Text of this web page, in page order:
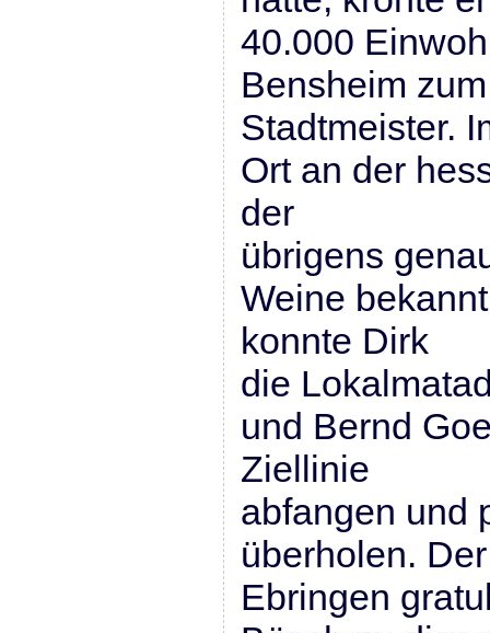
40.000
Bensheim zum
Stadtmeister.
Ort an der
der
übrigens
Weine
konnte Dirk
die
und Bernd
Ziellinie
abfangen und
überholen.
Ebringen